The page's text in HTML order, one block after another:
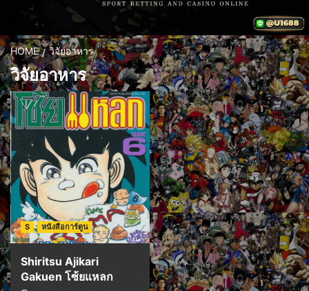
HOME วิจัยอาหาร
วิจัยอาหาร
S หนังสือการ์ตูน
Shiritsu Ajikari
Gakuen โซ้ยแหลก